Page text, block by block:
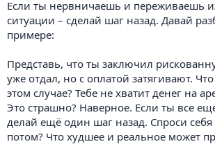
Если ты нервничаешь и переживаешь
ситуации – сделай шаг назад. Давай
примере:
Представь, что ты заключил
уже отдал, но с оплатой затягивают.
этом случае? Тебе не хватит денег на
Это страшно? Наверное. Если ты все
делай ещё один шаг назад. Спроси себя
потом? Что худшее и реальное может